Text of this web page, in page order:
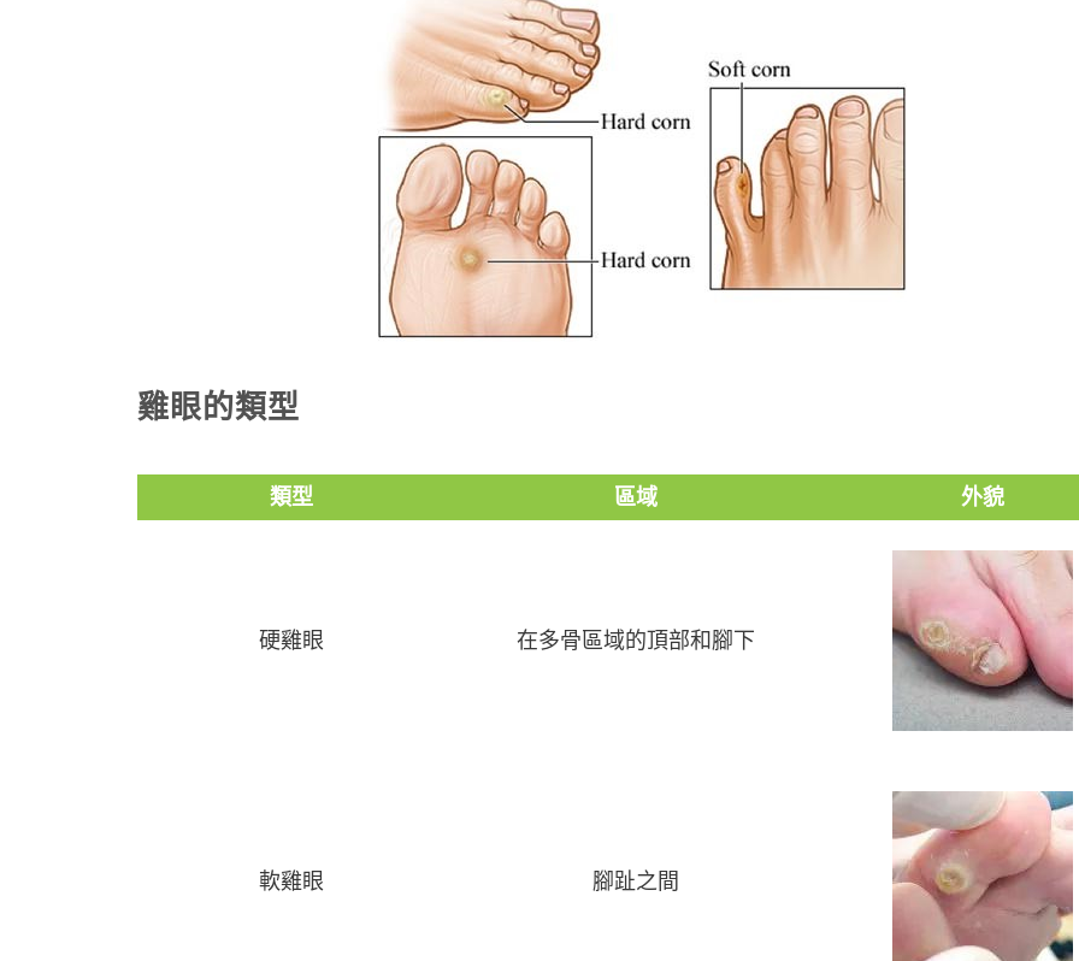
雞眼的類型
類型 區域 外貌
硬雞眼 在多骨區域的頂部和腳下
軟雞眼 腳趾之間